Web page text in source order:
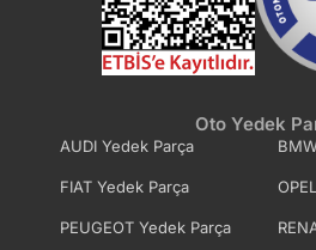
Termostat Kapağı
Termostat Su Hortumu
Yedek Su Deposu
Oto Yedek
AUDI Yedek Parça
FIAT Yedek Parça
PEUGEOT Yedek Parça